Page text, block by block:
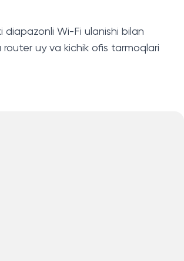
Wi-Fi ulanishi bilan
uy va kichik ofis tarmoqlari